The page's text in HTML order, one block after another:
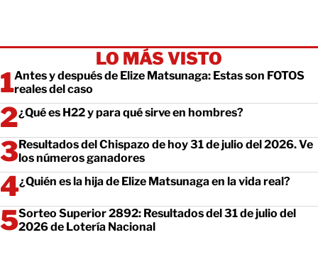
LO MÁS VISTO
Antes y después de Elize Matsunaga: Estas son FOTOS
reales del caso
¿Qué es H22 y para qué sirve en hombres?
Resultados del Chispazo de hoy 31 de julio del 2026. Ve
los números ganadores
¿Quién es la hija de Elize Matsunaga en la vida real?
Sorteo Superior 2892: Resultados del 31 de julio del
2026 de Lotería Nacional